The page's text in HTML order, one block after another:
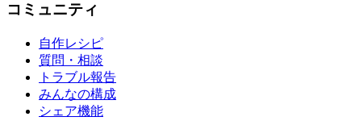
コミュニティ
自作レシピ
質問・相談
トラブル報告
みんなの構成
シェア機能